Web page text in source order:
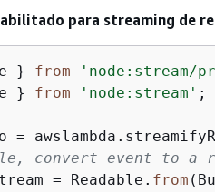
para streaming de
} from 'node:stream/
} from 'node:stream' ;
=
convert event to a
= Readable. from